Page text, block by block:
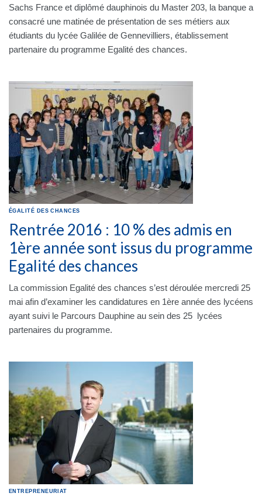
Sachs France et diplômé dauphinois du Master 203, la banque a
consacré une matinée de présentation de ses métiers aux
étudiants du lycée Galilée de Gennevilliers, établissement
partenaire du programme Egalité des chances.
ÉGALITÉ DES CHANCES
Rentrée 2016 : 10 % des admis en
1ère année sont issus du programme
Egalité des chances
La commission Egalité des chances s’est déroulée mercredi 25
mai afin d’examiner les candidatures en 1ère année des lycéens
ayant suivi le Parcours Dauphine au sein des 25 lycées
partenaires du programme.
ENTREPRENEURIAT